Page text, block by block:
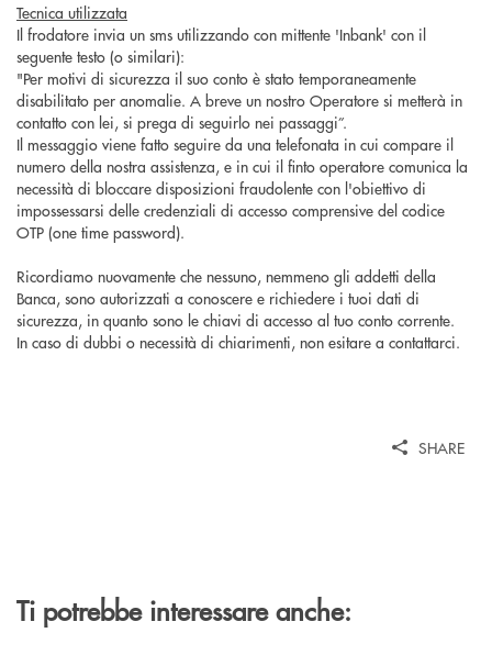
Tecnica utilizzata
Il frodatore invia un sms utilizzando con mittente 'Inbank' con il
seguente testo (o similari):
"Per motivi di sicurezza il suo conto è stato temporaneamente
disabilitato per anomalie. A breve un nostro Operatore si metterà in
contatto con lei, si prega di seguirlo nei passaggi”.
Il messaggio viene fatto seguire da una telefonata in cui compare il
numero della nostra assistenza, e in cui il finto operatore comunica la
necessità di bloccare disposizioni fraudolente con l'obiettivo di
impossessarsi delle credenziali di accesso comprensive del codice
OTP (one time password).
Ricordiamo nuovamente che nessuno, nemmeno gli addetti della
Banca, sono autorizzati a conoscere e richiedere i tuoi dati di
sicurezza, in quanto sono le chiavi di accesso al tuo conto corrente.
In caso di dubbi o necessità di chiarimenti, non esitare a contattarci.
SHARE
Ti potrebbe interessare anche: